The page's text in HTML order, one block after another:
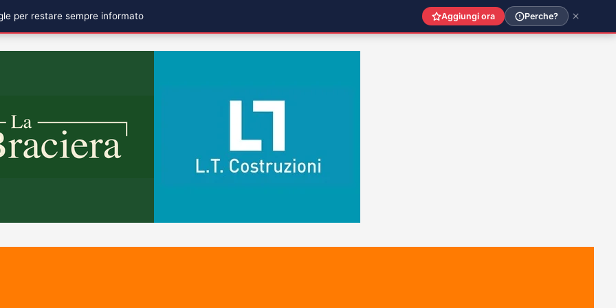
per restare sempre informato Aggiungi ora Perche?